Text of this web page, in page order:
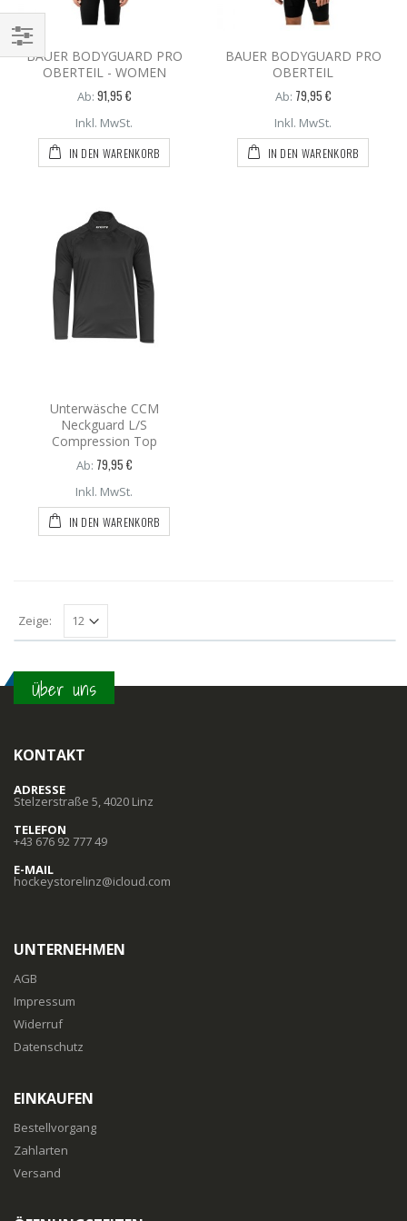
BAUER BODYGUARD PRO
OBERTEIL - WOMEN
Ab: 91,95 €
Inkl. MwSt.
IN DEN WARENKORB
BAUER BODYGUARD PRO
OBERTEIL
Ab: 79,95 €
Inkl. MwSt.
IN DEN WARENKORB
Unterwäsche CCM
Neckguard L/S
Compression Top
Ab: 79,95 €
Inkl. MwSt.
IN DEN WARENKORB
Zeige:
Über uns
KONTAKT
ADRESSE
Stelzerstraße 5, 4020 Linz
TELEFON
+43 676 92 777 49
E-MAIL
hockeystorelinz@icloud.com
UNTERNEHMEN
AGB
Impressum
Widerruf
Datenschutz
EINKAUFEN
Bestellvorgang
Zahlarten
Versand